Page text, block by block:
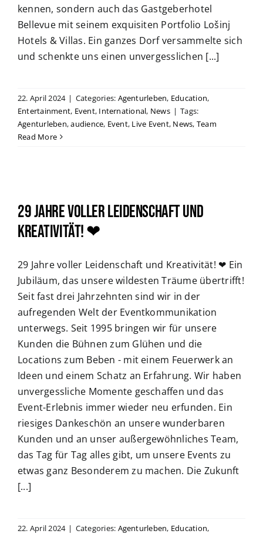
kennen, sondern auch das Gastgeberhotel
Bellevue mit seinem exquisiten Portfolio Lošinj
Hotels & Villas. Ein ganzes Dorf versammelte sich
und schenkte uns einen unvergesslichen [...]
22. April 2024 | Categories: Agenturleben, Education,
Entertainment, Event, International, News | Tags:
Agenturleben,audience, Event, Live Event, News, Team
Read More
29 Jahre voller Leidenschaft und
Kreativität! ❤
29 Jahre voller Leidenschaft und Kreativität! ❤ Ein
Jubiläum, das unsere wildesten Träume übertrifft!
Seit fast drei Jahrzehnten sind wir in der
aufregenden Welt der Eventkommunikation
unterwegs. Seit 1995 bringen wir für unsere
Kunden die Bühnen zum Glühen und die
Locations zum Beben - mit einem Feuerwerk an
Ideen und einem Schatz an Erfahrung. Wir haben
unvergessliche Momente geschaffen und das
Event-Erlebnis immer wieder neu erfunden. Ein
riesiges Dankeschön an unsere wunderbaren
Kunden und an unser außergewöhnliches Team,
das Tag für Tag alles gibt, um unsere Events zu
etwas ganz Besonderem zu machen. Die Zukunft
[...]
22. April 2024 | Categories: Agenturleben, Education,